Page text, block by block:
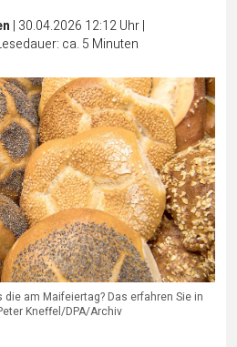
| 30.04.2026 12:12 Uhr|
ca. 5 Minuten
am Maifeiertag? Das erfahren Sie in
Kneffel/DPA/Archiv